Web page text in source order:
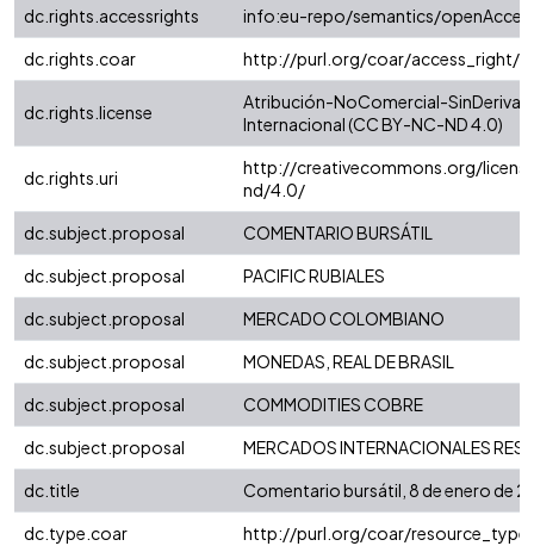
dc.rights.accessrights
info:eu-repo/semantics/
dc.rights.coar
http://purl.org/coar/access_right/
dc.rights.license
Atribución-NoComercial-
Internacional (CC BY-NC-ND 4.0)
dc.rights.uri
http://creativecommons.org/
nd/4.0/
dc.subject.proposal
COMENTARIO BURSÁTIL
dc.subject.proposal
PACIFIC RUBIALES
dc.subject.proposal
MERCADO COLOMBIANO
dc.subject.proposal
MONEDAS, REAL DE BRASIL
dc.subject.proposal
COMMODITIES COBRE
dc.subject.proposal
MERCADOS INTERNACIONALES
dc.title
Comentario bursátil, 8 de enero de
dc.type.coar
http://purl.org/coar/